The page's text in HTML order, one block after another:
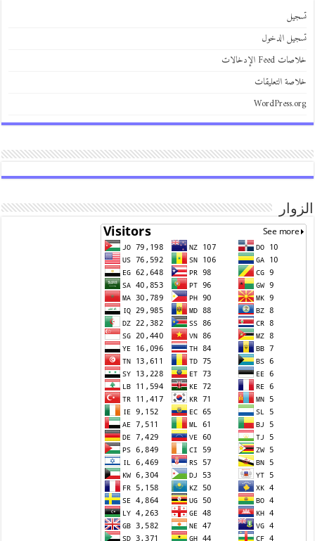
تسجيل
تسجيل الدخول
خلاصات Feed الإدخالات
خلاصة التعليقات
WordPress.org
الزوار